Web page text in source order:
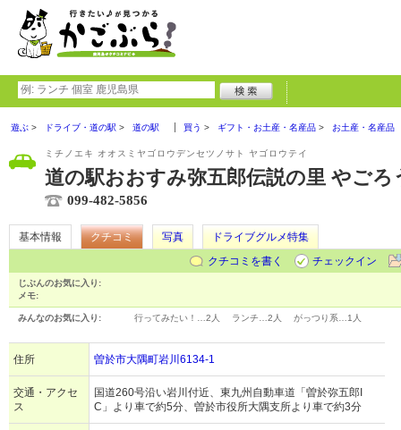
遊ぶ ドライブ・道の駅 道の駅 買う ギフト・お土産・名産品 お土産・名産品
ミチノエキ オオスミヤゴロウデンセツノサト ヤゴロウテイ
道の駅おおすみ弥五郎伝説の里 やごろ
099-482-5856
基本情報 クチコミ 写真
ドライブグルメ特集
クチコミを書く
チェックイン
じぶんのお気に入り:
メモ:
みんなのお気に入り: 行ってみたい！… 2人 ランチ… 2人 がっつり系… 1人
住所 曽於市大隅町岩川6134-1
交通・アクセ
ス
国道260号沿い岩川付近、東九州自動車道「曽於弥五郎I
C」より車で約5分、曽於市役所大隅支所より車で約3分